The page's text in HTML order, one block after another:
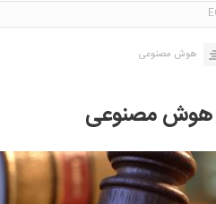
هوش مصنوعی
هوش مصنوعی